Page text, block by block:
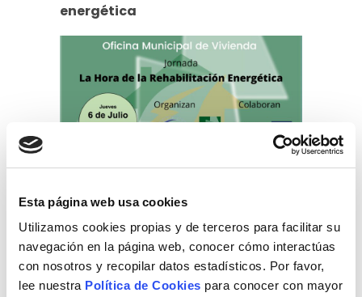
Esta página web usa cookies
Utilizamos cookies propias y de terceros para facilitar su
navegación en la página web, conocer cómo interactúas
con nosotros y recopilar datos estadísticos. Por favor,
lee nuestra Política de Cookies para conocer con mayor
energética
03/07/2023.- La empresa municipal del
Personas y Ciudad, S.A. y la Federación de
Obras Públicas de la Provincia de Alicante
(FOPA) organizan la jornadaLa hora de la